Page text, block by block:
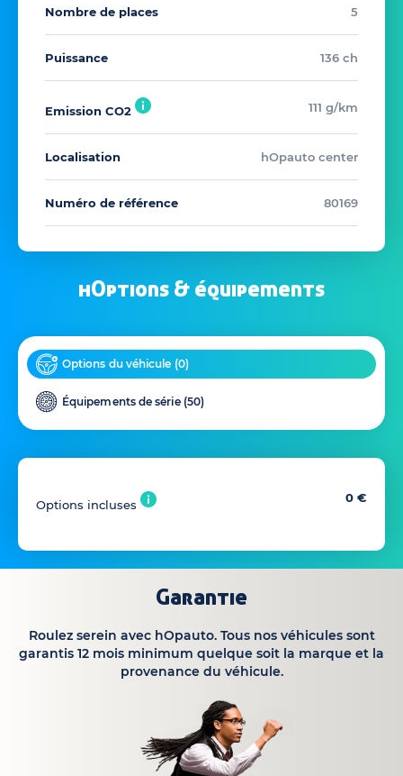
Nombre de places 5
Puissance 136 ch
Emission CO2 111 g/km
Localisation hOpauto center
Numéro de référence 80169
hOptions & équipements
Options du véhicule (0)
Équipements de série (50)
Options incluses 0 €
Garantie
Roulez serein avec hOpauto. Tous nos véhicules sont
garantis 12 mois minimum quelque soit la marque et la
provenance du véhicule.